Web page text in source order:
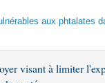
aux phtalates
visant à limiter